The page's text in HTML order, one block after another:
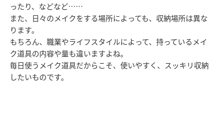
ったり、などなど……
また、日々のメイクをする場所によっても、収納場所は異な
ります。
もちろん、職業やライフスタイルによって、持っているメイ
ク道具の内容や量も違いますよね。
毎日使うメイク道具だからこそ、使いやすく、スッキリ収納
したいものです。